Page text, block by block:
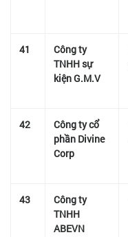
41
Công ty
TNHH sự
kiện G.M.V
42
Công ty cổ
phần Divine
Corp
43
Công ty
TNHH
ABEVN